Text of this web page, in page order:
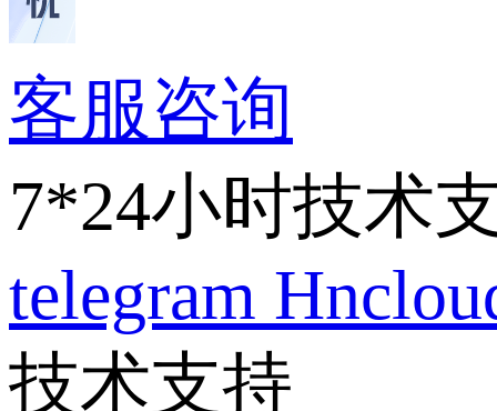
客服咨询
7*24小时技术
telegram
技术支持